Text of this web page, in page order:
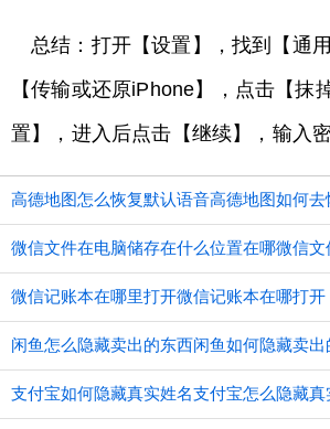
总结：打开【设置】，找到【通
【传输或还原iPhone】，点击【抹
置】，进入后点击【继续】，输入
高德地图怎么恢复默认语音高德地图如何
微信记账本在哪里打开微信记账本在哪打开
闲鱼怎么隐藏卖出的东西闲鱼如何隐藏卖出
支付宝如何隐藏真实姓名支付宝怎么隐藏真